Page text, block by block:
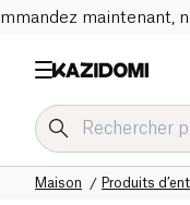
maintenant,
Produits
Maison
Notre
Accueil